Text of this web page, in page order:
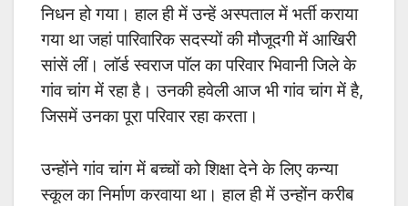
निधन हो गया। हाल ही में उन्हें अस्पताल में भर्ती कराया
गया था जहां पारिवारिक सदस्यों की मौजूदगी में आखिरी
सांसें लीं। लाॅर्ड स्वराज पाॅल का परिवार भिवानी जिले के
गांव चांग में रहा है। उनकी हवेली आज भी गांव चांग में है,
जिसमें उनका पूरा परिवार रहा करता।
उन्होंने गांव चांग में बच्चों को शिक्षा देने के लिए कन्या
स्कूल का निर्माण करवाया था। हाल ही में उन्होंन करीब